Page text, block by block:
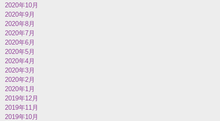
2020年10月
2020年9月
2020年8月
2020年7月
2020年6月
2020年5月
2020年4月
2020年3月
2020年2月
2020年1月
2019年12月
2019年11月
2019年10月